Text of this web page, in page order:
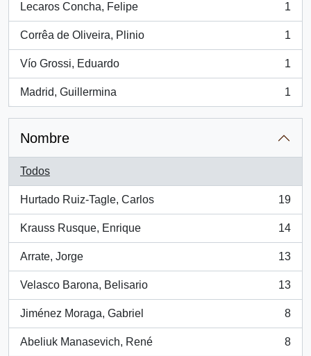
Lecaros Concha, Felipe
, 1 resultados
1
Corrêa de Oliveira, Plinio
, 1 resultados
1
Vío Grossi, Eduardo
, 1 resultados
1
Madrid, Guillermina
, 1 resultados
1
Nombre
Todos
Hurtado Ruiz-Tagle, Carlos
, 19 resultados
19
Krauss Rusque, Enrique
, 14 resultados
14
Arrate, Jorge
, 13 resultados
13
Velasco Barona, Belisario
, 13 resultados
13
Jiménez Moraga, Gabriel
, 8 resultados
8
Abeliuk Manasevich, René
, 8 resultados
8